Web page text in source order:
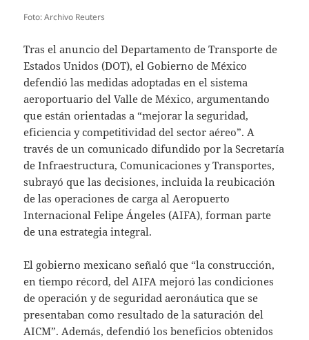
Foto: Archivo Reuters
Tras el anuncio del Departamento de Transporte de
Estados Unidos (DOT), el Gobierno de México
defendió las medidas adoptadas en el sistema
aeroportuario del Valle de México, argumentando
que están orientadas a “mejorar la seguridad,
eficiencia y competitividad del sector aéreo”. A
través de un comunicado difundido por la Secretaría
de Infraestructura, Comunicaciones y Transportes,
subrayó que las decisiones, incluida la reubicación
de las operaciones de carga al Aeropuerto
Internacional Felipe Ángeles (AIFA), forman parte
de una estrategia integral.
El gobierno mexicano señaló que “la construcción,
en tiempo récord, del AIFA mejoró las condiciones
de operación y de seguridad aeronáutica que se
presentaban como resultado de la saturación del
AICM”. Además, defendió los beneficios obtenidos